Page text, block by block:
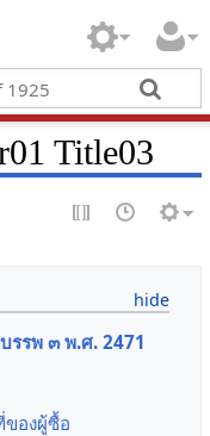
Title03
รพ ๓ พ.ศ. 2471
องผู้ซื้อ